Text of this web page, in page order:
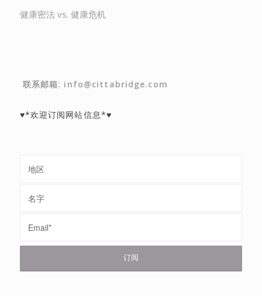
健康密法 vs. 健康危机
联系邮箱: info@cittabridge.com
♥*欢迎订阅网站信息*♥